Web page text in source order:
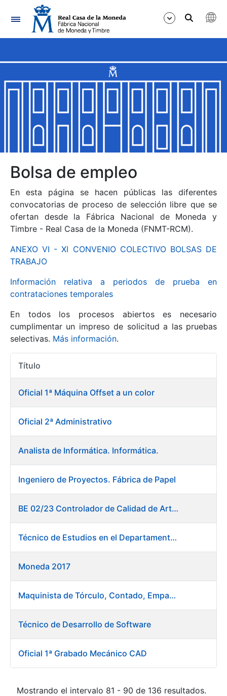
Navegación
Mostrar/Ocultar
Mostrar/Ocultar
Mostrar/Ocultar
Mostrar/Ocultar
Mostrar/Ocultar
Mostrar/Ocultar
Mostrar/Ocultar
Bolsa de empleo
En esta página se hacen públicas las diferentes
convocatorias de proceso de selección libre que se
ofertan desde la Fábrica Nacional de Moneda y
Timbre - Real Casa de la Moneda (FNMT-RCM).
ANEXO VI - XI CONVENIO COLECTIVO BOLSAS DE
TRABAJO
Información relativa a periodos de prueba en
contrataciones temporales
En todos los procesos abiertos es necesario
cumplimentar un impreso de solicitud a las pruebas
selectivas. Más información.
Título
Oficial 1ª Máquina Offset a un color
Oficial 2ª Administrativo
Analista de Informática. Informática.
Ingeniero de Proyectos. Fábrica de Papel
BE 02/23 Controlador de Calidad de Artes Gráficas
Técnico de Estudios en el Departamento de Compras
Moneda 2017
Maquinista de Tórculo, Contado, Empaquetado e Inutilización de Moneda
Técnico de Desarrollo de Software
Oficial 1ª Grabado Mecánico CAD
Mostrando el intervalo 81 - 90 de 136 resultados.